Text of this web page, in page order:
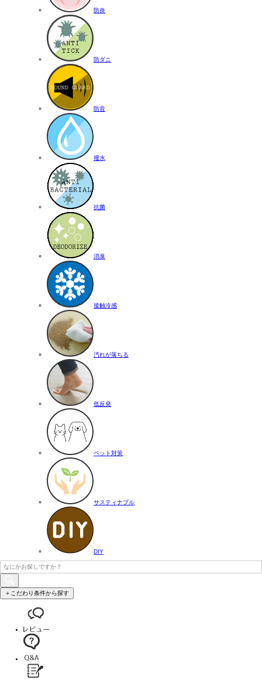
防炎
防ダニ
防音
撥水
抗菌
消臭
接触冷感
汚れが落ちる
低反発
ペット対策
サスティナブル
DIY
＋こだわり条件から探す